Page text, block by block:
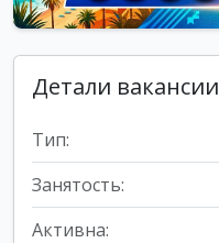
Детали вакансии
Тип:
Занятость:
Активна: